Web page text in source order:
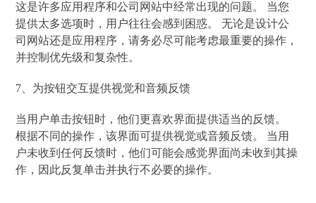
这是许多应用程序和公司网站中经常出现的问题。 当您
提供太多选项时，用户往往会感到困惑。 无论是设计公
司网站还是应用程序，请务必尽可能考虑最重要的操作，
并控制优先级和复杂性。
7、为按钮交互提供视觉和音频反馈
当用户单击按钮时，他们更喜欢界面提供适当的反馈。
根据不同的操作，该界面可提供视觉或音频反馈。 当用
户未收到任何反馈时，他们可能会感觉界面尚未收到其操
作，因此反复单击并执行不必要的操作。